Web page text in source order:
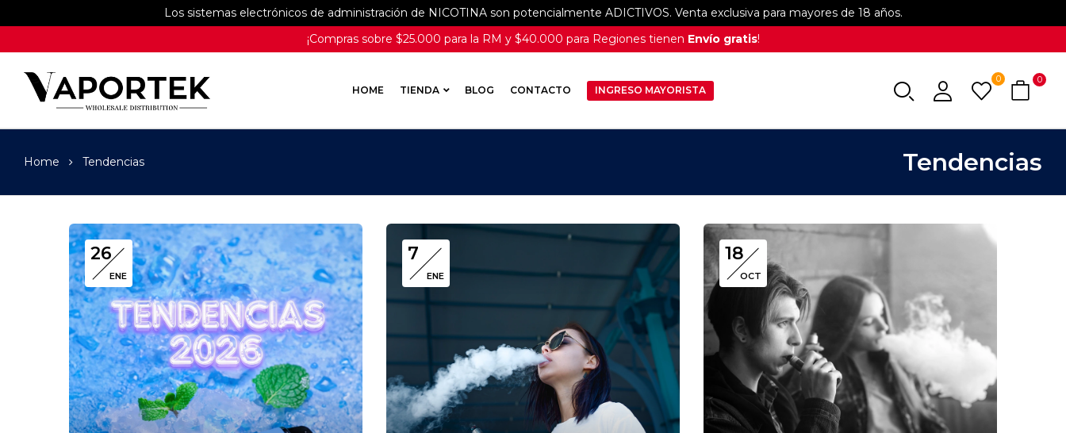
Los sistemas electrónicos de administración de NICOTINA son potencialmente ADICTIVOS. Venta exclusiva para mayores de 18 años.
¡Compras sobre $25.000 para la RM y $40.000 para Regiones tienen Envío gratis!
HOME TIENDA BLOG CONTACTO INGRESO MAYORISTA
0 0
Tendencias
Home Tendencias
26
ENE
7
ENE
18
OCT